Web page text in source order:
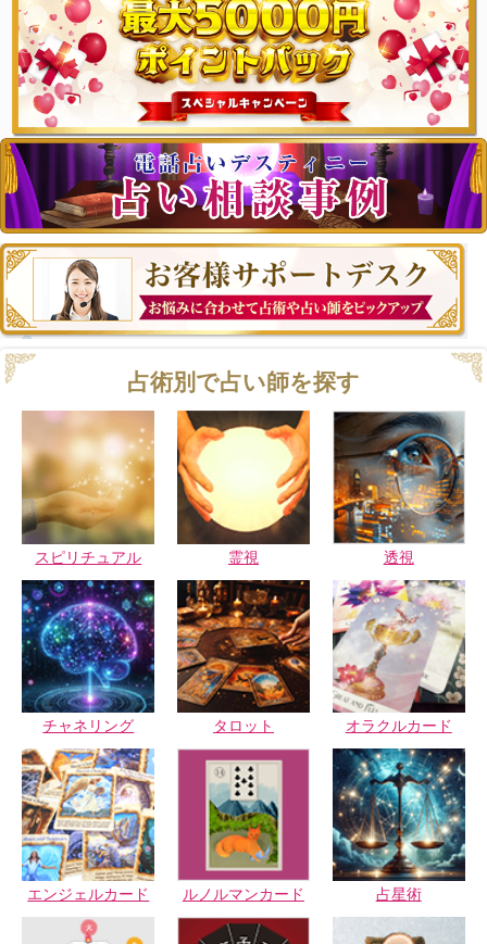
占術別で占い師を探す
スピリチュアル 霊視 透視
チャネリング タロット オラクルカード
エンジェルカード ルノルマンカード 占星術